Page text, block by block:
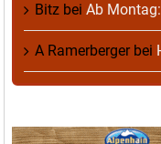
Bitz bei Ab
A Ramerbergerbei